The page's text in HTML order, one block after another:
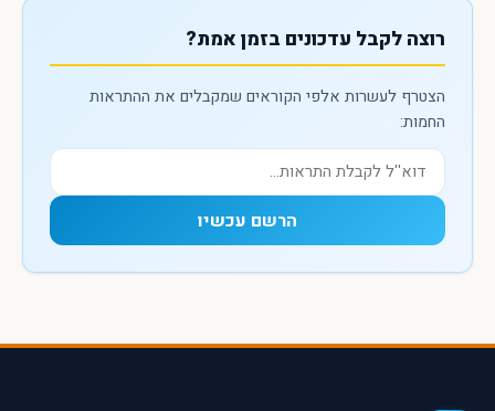
רוצה לקבל עדכונים בזמן אמת?
הצטרף לעשרות אלפי הקוראים שמקבלים את ההתראות
החמות:
הרשם עכשיו